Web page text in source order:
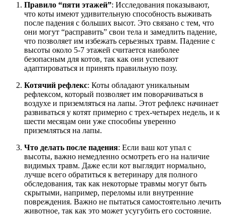
Правило “пяти этажей”: Исследования показывают,
что коты имеют удивительную способность выживать
после падения с больших высот. Это связано с тем, что
они могут “расправить” свои тела и замедлить падение,
что позволяет им избежать серьезных травм. Падение с
высоты около 5-7 этажей считается наиболее
безопасным для котов, так как они успевают
адаптироваться и принять правильную позу.
Котячий рефлекс: Коты обладают уникальным
рефлексом, который позволяет им поворачиваться в
воздухе и приземляться на лапы. Этот рефлекс начинает
развиваться у котят примерно с трех-четырех недель, и к
шести месяцам они уже способны уверенно
приземляться на лапы.
Что делать после падения: Если ваш кот упал с
высоты, важно немедленно осмотреть его на наличие
видимых травм. Даже если кот выглядит нормально,
лучше всего обратиться к ветеринару для полного
обследования, так как некоторые травмы могут быть
скрытыми, например, переломы или внутренние
повреждения. Важно не пытаться самостоятельно лечить
животное, так как это может усугубить его состояние.